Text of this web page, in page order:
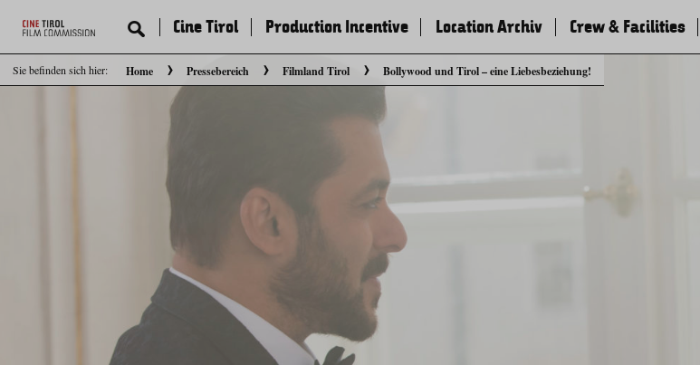
Sie befinden sich hier: Home Pressebereich Filmland Tirol Bollywood und Tirol – eine Liebesbeziehung!
Cine Tirol Production Incentive Location Archiv Crew & Facilities